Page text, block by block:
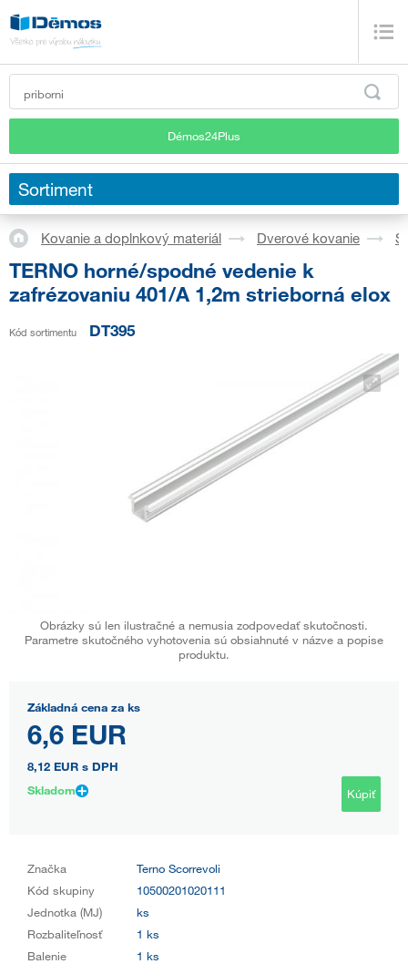
Démos24Plus
Sortiment
Kovanie a doplnkový materiál Dverové kovanie
TERNO horné/spodné vedenie k
zafrézovaniu 401/A 1,2m strieborná elox
Kód sortimentu DT395
Obrázky sú len ilustračné a nemusia zodpovedať skutočnosti.
Parametre skutočného vyhotovenia sú obsiahnuté v názve a popise
produktu.
Základná cena za ks
6,6 EUR
8,12 EUR s DPH
Skladom
Kúpiť
Značka
Terno Scorrevoli
Kód skupiny
10500201020111
Jednotka (MJ)
ks
Rozbaliteľnosť
1 ks
Balenie
1 ks